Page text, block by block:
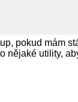
pokud mám
nějaké utility,